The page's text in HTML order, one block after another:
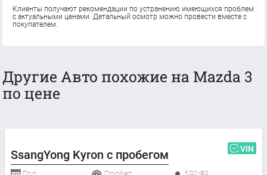
Клиенты получают рекомендации по устранению имеющихся проблем
с актуальными ценами. Детальный осмотр можно провести вместе с
покупателем.
Другие Авто похожие на Mazda 3
по цене
SsangYong Kyron с пробегом VIN
Кол-во